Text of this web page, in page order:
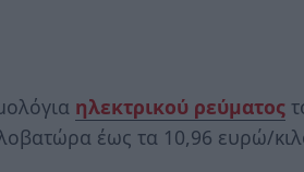
ηλεκτρικού ρεύματος
έως τα 10,96 ευρώ/